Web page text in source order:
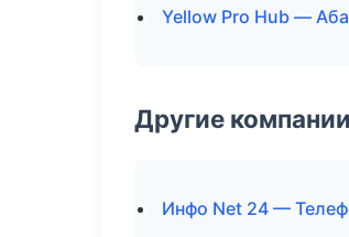
Yellow Pro Hub —
Другие компании
Инфо Net 24 —